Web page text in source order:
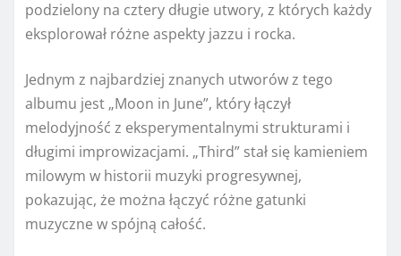
podzielony na cztery długie utwory, z których każdy
eksplorował różne aspekty jazzu i rocka.
Jednym z najbardziej znanych utworów z tego
albumu jest „Moon in June”, który łączył
melodyjność z eksperymentalnymi strukturami i
długimi improwizacjami. „Third” stał się kamieniem
milowym w historii muzyki progresywnej,
pokazując, że można łączyć różne gatunki
muzyczne w spójną całość.